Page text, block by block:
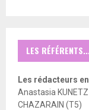
LES
Les rédacteurs
Anastasia
CHAZARAIN (T5)